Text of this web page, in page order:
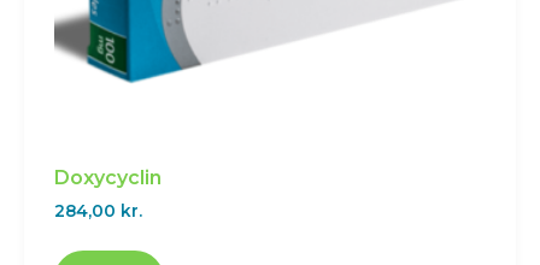
Doxycyclin
284,00 kr.